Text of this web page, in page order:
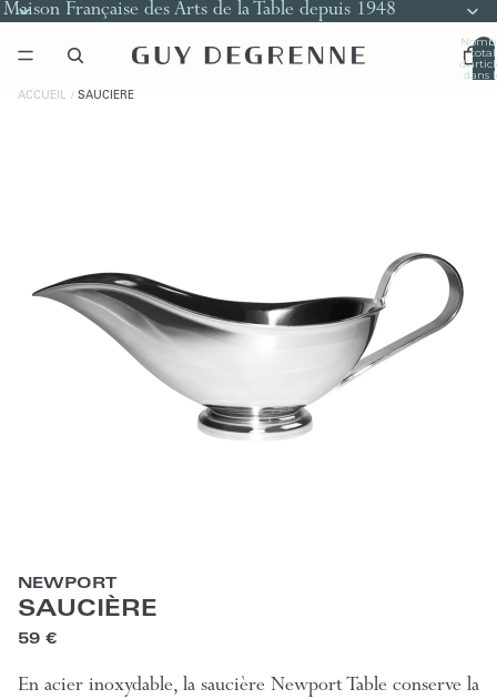
Maison Française des Arts de la Table depuis 1948
total
dans
ACCUEIL SAUCIÈRE
NEWPORT
SAUCIÈRE
59 €
En acier inoxydable, la saucière Newport Table conserve la